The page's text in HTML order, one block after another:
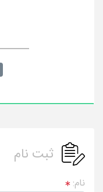
ثبت نام
نام: